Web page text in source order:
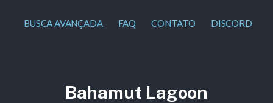
BUSCA AVANÇADA FAQ CONTATO DISCORD
Bahamut Lagoon